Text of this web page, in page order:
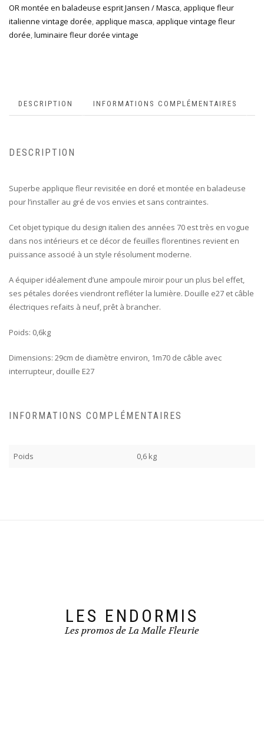
OR montée en baladeuse esprit Jansen / Masca, applique fleur
italienne vintage dorée, applique masca, applique vintage fleur
dorée,luminaire fleur dorée vintage
DESCRIPTION INFORMATIONS COMPLÉMENTAIRES
DESCRIPTION
Superbe applique fleur revisitée en doré et montée en baladeuse
pour l’installer au gré de vos envies et sans contraintes.
Cet objet typique du design italien des années 70 est très en vogue
dans nos intérieurs et ce décor de feuilles florentines revient en
puissance associé à un style résolument moderne.
A équiper idéalement d’une ampoule miroir pour un plus bel effet,
ses pétales dorées viendront refléter la lumière. Douille e27 et câble
électriques refaits à neuf, prêt à brancher.
Poids: 0,6kg
Dimensions: 29cm de diamètre environ, 1m70 de câble avec
interrupteur, douille E27
INFORMATIONS COMPLÉMENTAIRES
Poids 0,6 kg
LES ENDORMIS
Les promos de La Malle Fleurie